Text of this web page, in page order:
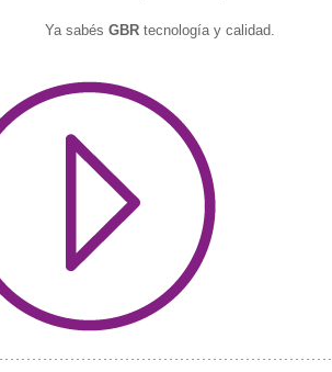
Ya sabés GBRtecnología y calidad.